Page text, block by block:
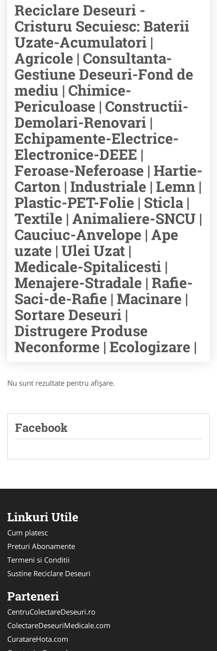
Reciclare Deseuri -
Cristuru Secuiesc: Baterii
Uzate-Acumulatori |
Agricole | Consultanta-
Gestiune Deseuri-Fond de
mediu | Chimice-
Periculoase | Constructii-
Demolari-Renovari |
Echipamente-Electrice-
Electronice-DEEE |
Feroase-Neferoase | Hartie-
Carton | Industriale | Lemn |
Plastic-PET-Folie | Sticla |
Textile | Animaliere-SNCU |
Cauciuc-Anvelope | Ape
uzate | Ulei Uzat |
Medicale-Spitalicesti |
Menajere-Stradale | Rafie-
Saci-de-Rafie | Macinare |
Sortare Deseuri |
Distrugere Produse
Neconforme | Ecologizare |
Nu sunt rezultate pentru afişare.
Facebook
Linkuri Utile
Cum platesc
Preturi Abonamente
Termeni si Conditii
Sustine Reciclare Deseuri
Parteneri
CentruColectareDeseuri.ro
ColectareDeseuriMedicale.com
CuratareHota.com